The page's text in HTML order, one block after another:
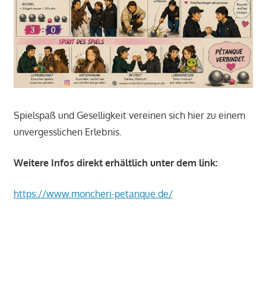
Spielspaß und Geselligkeit vereinen sich hier zu einem
unvergesslichen Erlebnis.
Weitere Infos direkt erhältlich unter dem link:
https://www.moncheri-petanque.de/